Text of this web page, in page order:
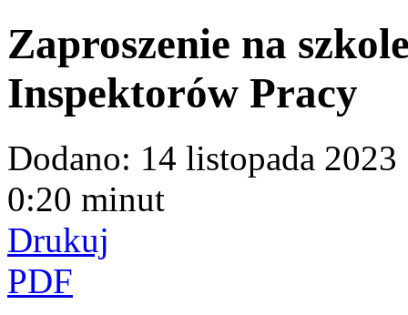
Zaproszenie na
Inspektorów Pracy
Dodano: 14 listopada 2023
0:20 minut
Drukuj
PDF